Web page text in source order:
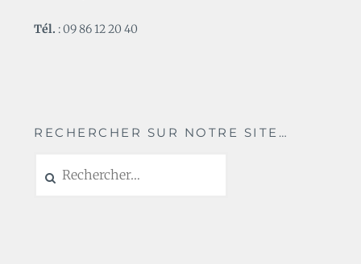
Tél. : 09 86 12 20 40
RECHERCHER SUR NOTRE SITE…